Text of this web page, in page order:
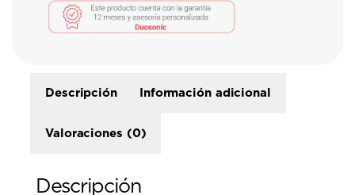
Descripción Información adicional
Valoraciones (0)
Descripción